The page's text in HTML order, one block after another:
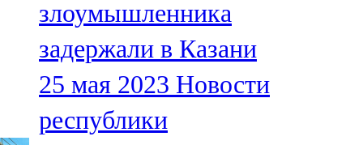
106,2 FM
Минзәлә
107,3 FM
Мөслим
злоумышленника
задержали в Казани
25 мая 2023 Новости
республики